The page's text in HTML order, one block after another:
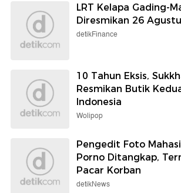
LRT Kelapa Gading-
Diresmikan 26
detikFinance
10 Tahun Eksis,
Resmikan Butik
Indonesia
Wolipop
Pengedit Foto
Porno Ditangkap,
Pacar Korban
detikNews